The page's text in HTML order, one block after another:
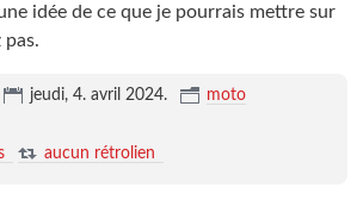
idée de ce que je pourrais mettre sur
pas.
jeudi, 4. avril 2024.
moto
aucun rétrolien